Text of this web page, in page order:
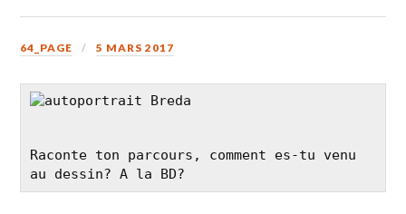
64_PAGE 5 MARS 2017
Raconte ton parcours, comment es-tu venu
au dessin? A la BD?